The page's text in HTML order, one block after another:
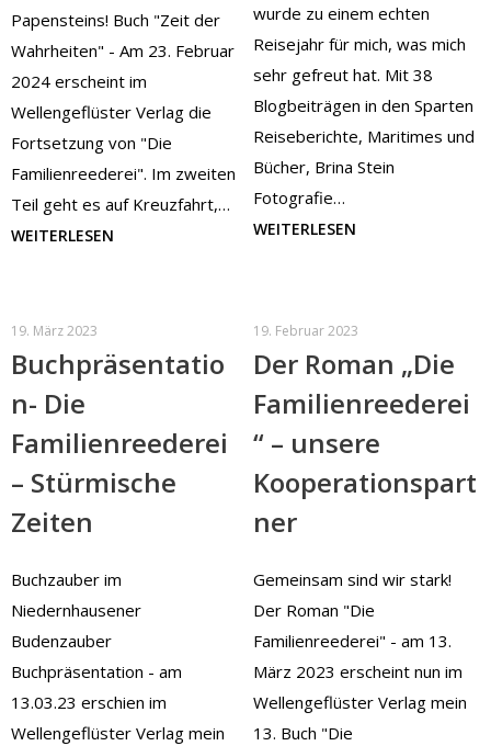
Papensteins! Buch "Zeit der
Wahrheiten" - Am 23. Februar
2024 erscheint im
Wellengeflüster Verlag die
Fortsetzung von "Die
Familienreederei". Im zweiten
Teil geht es auf Kreuzfahrt,…
WEITERLESEN
wurde zu einem echten
Reisejahr für mich, was mich
sehr gefreut hat. Mit 38
Blogbeiträgen in den Sparten
Reiseberichte, Maritimes und
Bücher, Brina Stein
Fotografie…
WEITERLESEN
19. März 2023
Buchpräsentatio
n- Die
Familienreederei
– Stürmische
Zeiten
Buchzauber im
Niedernhausener
Budenzauber
Buchpräsentation - am
13.03.23 erschien im
Wellengeflüster Verlag mein
19. Februar 2023
Der Roman „Die
Familienreederei
“ – unsere
Kooperationspart
ner
Gemeinsam sind wir stark!
Der Roman "Die
Familienreederei" - am 13.
März 2023 erscheint nun im
Wellengeflüster Verlag mein
13. Buch "Die